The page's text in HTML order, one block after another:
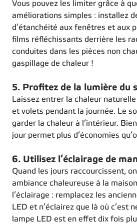
Vous pouvez les limiter grâce à
améliorations simples : installez
d’étanchéité aux fenêtres et aux
films réfléchissants derrière les
conduites dans les pièces non
gaspillage de chaleur !
5. Profitez de la lumière du
Laissez entrer la chaleur
et volets pendant la journée. Le
garder la chaleur à l’intérieur.
jour permet plus d’économies
6. Utilisez l’éclairage de
Quand les jours raccourcissent,
ambiance chaleureuse à la
l’éclairage : remplacez les
LED et n’éclairez que là où c’est
lampe LED est en effet dix fois